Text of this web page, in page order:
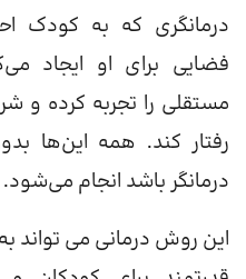
درمانگری که به کودک
فضایی برای او ایجاد
مستقلی را تجربه کرده و
رفتار کند. همه این‌ها
درمانگر باشد انجام می‌شود.
این روش درمانی می تواند